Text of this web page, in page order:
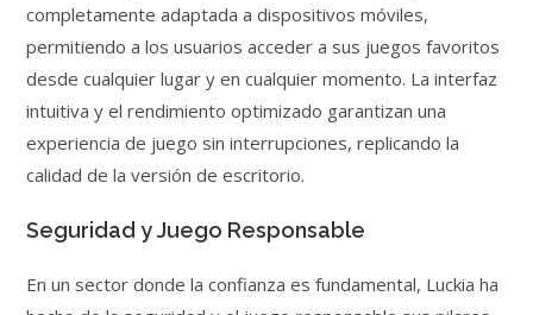
completamente adaptada a dispositivos móviles,
permitiendo a los usuarios acceder a sus juegos favoritos
desde cualquier lugar y en cualquier momento. La interfaz
intuitiva y el rendimiento optimizado garantizan una
experiencia de juego sin interrupciones, replicando la
calidad de la versión de escritorio.
Seguridad y Juego Responsable
En un sector donde la confianza es fundamental, Luckia ha